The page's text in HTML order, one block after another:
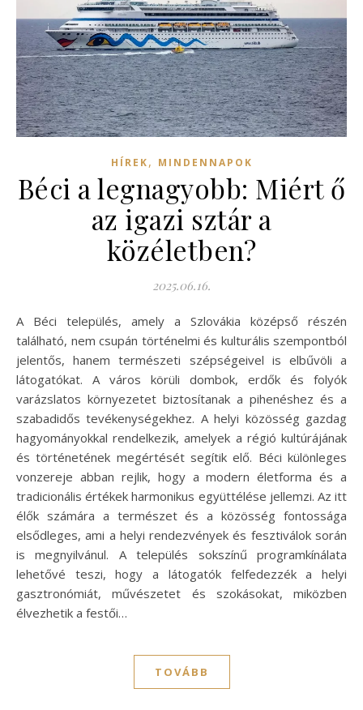
HÍREK, MINDENNAPOK
Béci a legnagyobb: Miért ő
az igazi sztár a
közéletben?
2025.06.16.
A Béci település, amely a Szlovákia középső részén
található, nem csupán történelmi és kulturális szempontból
jelentős, hanem természeti szépségeivel is elbűvöli a
látogatókat. A város körüli dombok, erdők és folyók
varázslatos környezetet biztosítanak a pihenéshez és a
szabadidős tevékenységekhez. A helyi közösség gazdag
hagyományokkal rendelkezik, amelyek a régió kultúrájának
és történetének megértését segítik elő. Béci különleges
vonzereje abban rejlik, hogy a modern életforma és a
tradicionális értékek harmonikus együttélése jellemzi. Az itt
élők számára a természet és a közösség fontossága
elsődleges, ami a helyi rendezvények és fesztiválok során
is megnyilvánul. A település sokszínű programkínálata
lehetővé teszi, hogy a látogatók felfedezzék a helyi
gasztronómiát, művészetet és szokásokat, miközben
élvezhetik a festői…
TOVÁBB